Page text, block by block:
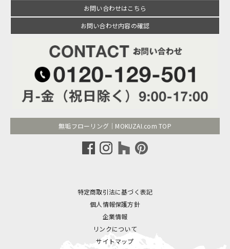
お問い合わせはこちら
お問い合わせ内容の確認
無垢フローリング｜MOKUZAI.com TOP
特定商取引法に基づく表記
個人情報保護方針
企業情報
リンクについて
サイトマップ